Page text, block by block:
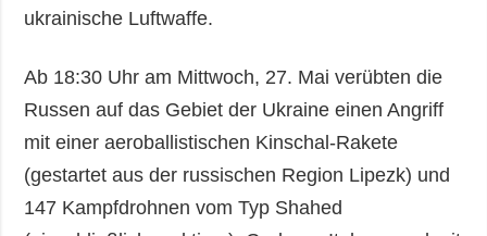
ukrainische Luftwaffe.
Ab 18:30 Uhr am Mittwoch, 27. Mai verübten die
Russen auf das Gebiet der Ukraine einen Angriff
mit einer aeroballistischen Kinschal-Rakete
(gestartet aus der russischen Region Lipezk) und
147 Kampfdrohnen vom Typ Shahed